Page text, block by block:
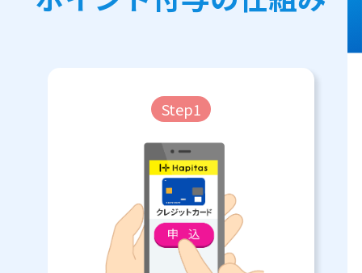
Step1